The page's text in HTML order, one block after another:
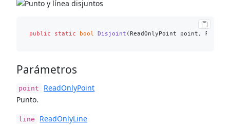
public static bool Disjoint ( ReadOnlyPoint point,
Parámetros
point
ReadOnlyPoint
Punto.
line
ReadOnlyLine